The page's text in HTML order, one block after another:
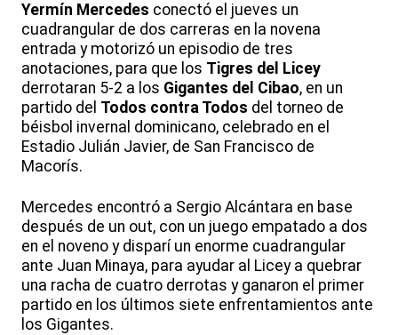
Yermín Mercedes conectó el jueves un
cuadrangular de dos carreras en la novena
entrada y motorizó un episodio de tres
anotaciones, para que los Tigres del Licey
derrotaran 5-2 a los Gigantes del Cibao, en un
partido del Todos contra Todos del torneo de
béisbol invernal dominicano, celebrado en el
Estadio Julián Javier, de San Francisco de
Macorís.
Mercedes encontró a Sergio Alcántara en base
después de un out, con un juego empatado a dos
en el noveno y disparí un enorme cuadrangular
ante Juan Minaya, para ayudar al Licey a quebrar
una racha de cuatro derrotas y ganaron el primer
partido en los últimos siete enfrentamientos ante
los Gigantes.